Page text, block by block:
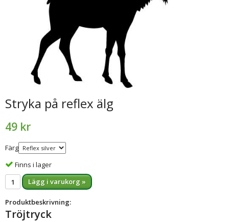
Stryka på reflex älg
49 kr
Färg
Finns i lager
Lägg i varukorg »
Produktbeskrivning:
Tröjtryck